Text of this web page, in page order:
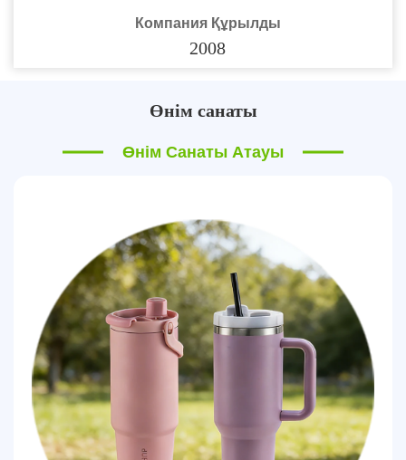
Компания Құрылды
2008
Өнім санаты
Өнім Санаты Атауы